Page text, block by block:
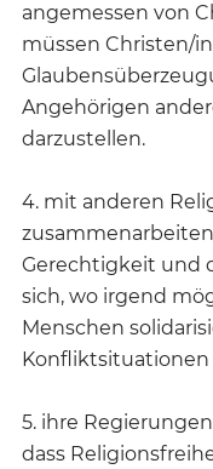
angemessen von
müssen Christen/
Angehörigen
darzustellen.
4. mit anderen
Gerechtigkeit und
sich, wo irgend
Menschen
5. ihre
dass